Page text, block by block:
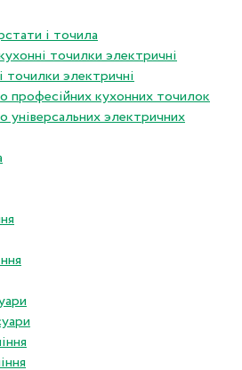
і точила
точилки электричнi
точилки электричнi
професiйних кухонних точилок
унiверсальних электричних